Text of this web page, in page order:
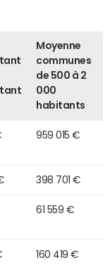
Moyenne
communes
de 500 à 2
000
habitants
959 015 €
398 701 €
61 559 €
160 419 €